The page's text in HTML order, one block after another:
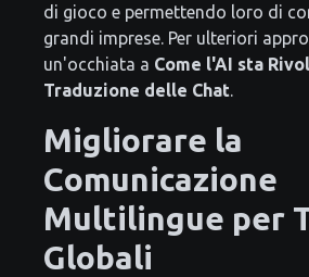
di gioco e permettendo loro di
grandi imprese. Per ulteriori
un'occhiata a Come l'AI sta
Traduzione delle Chat
Migliorare la
Comunicazione
Multilingue per
Globali